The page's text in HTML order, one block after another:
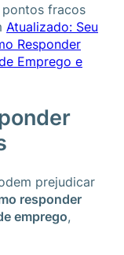
pontos fracos
Atualizado: Seu
Responder
Emprego e
prejudicar
responder
emprego,